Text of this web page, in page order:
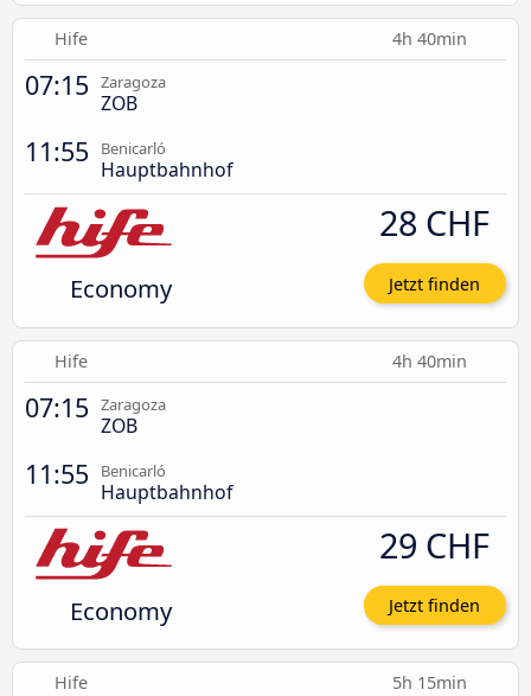
Hife 4h 40min
07:15 Zaragoza
ZOB
11:55 Benicarló
Hauptbahnhof
Economy
28 CHF
Jetzt finden
Hife 4h 40min
07:15 Zaragoza
ZOB
11:55 Benicarló
Hauptbahnhof
Economy
29 CHF
Jetzt finden
Hife 5h 15min